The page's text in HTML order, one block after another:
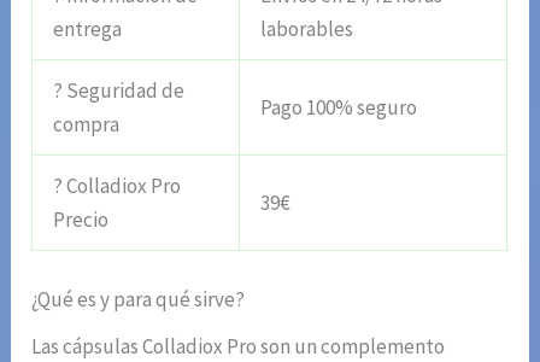
entrega
laborables
? Seguridad de
compra
Pago 100% seguro
? Colladiox Pro
Precio
39€
¿Qué es y para qué sirve?
Las cápsulas Colladiox Pro son un complemento